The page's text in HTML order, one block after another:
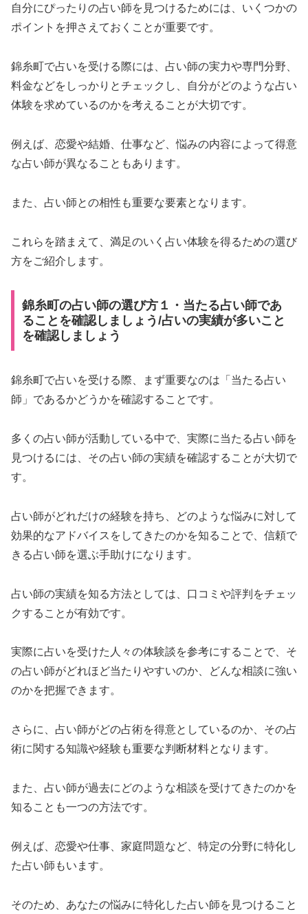
自分にぴったりの占い師を見つけるためには、いくつかの
ポイントを押さえておくことが重要です。
錦糸町で占いを受ける際には、占い師の実力や専門分野、
料金などをしっかりとチェックし、自分がどのような占い
体験を求めているのかを考えることが大切です。
例えば、恋愛や結婚、仕事など、悩みの内容によって得意
な占い師が異なることもあります。
また、占い師との相性も重要な要素となります。
これらを踏まえて、満足のいく占い体験を得るための選び
方をご紹介します。
錦糸町の占い師の選び方１・当たる占い師であ
ることを確認しましょう/占いの実績が多いこと
を確認しましょう
錦糸町で占いを受ける際、まず重要なのは「当たる占い
師」であるかどうかを確認することです。
多くの占い師が活動している中で、実際に当たる占い師を
見つけるには、その占い師の実績を確認することが大切で
す。
占い師がどれだけの経験を持ち、どのような悩みに対して
効果的なアドバイスをしてきたのかを知ることで、信頼で
きる占い師を選ぶ手助けになります。
占い師の実績を知る方法としては、口コミや評判をチェッ
クすることが有効です。
実際に占いを受けた人々の体験談を参考にすることで、そ
の占い師がどれほど当たりやすいのか、どんな相談に強い
のかを把握できます。
さらに、占い師がどの占術を得意としているのか、その占
術に関する知識や経験も重要な判断材料となります。
また、占い師が過去にどのような相談を受けてきたのかを
知ることも一つの方法です。
例えば、恋愛や仕事、家庭問題など、特定の分野に特化し
た占い師もいます。
そのため、あなたの悩みに特化した占い師を見つけること